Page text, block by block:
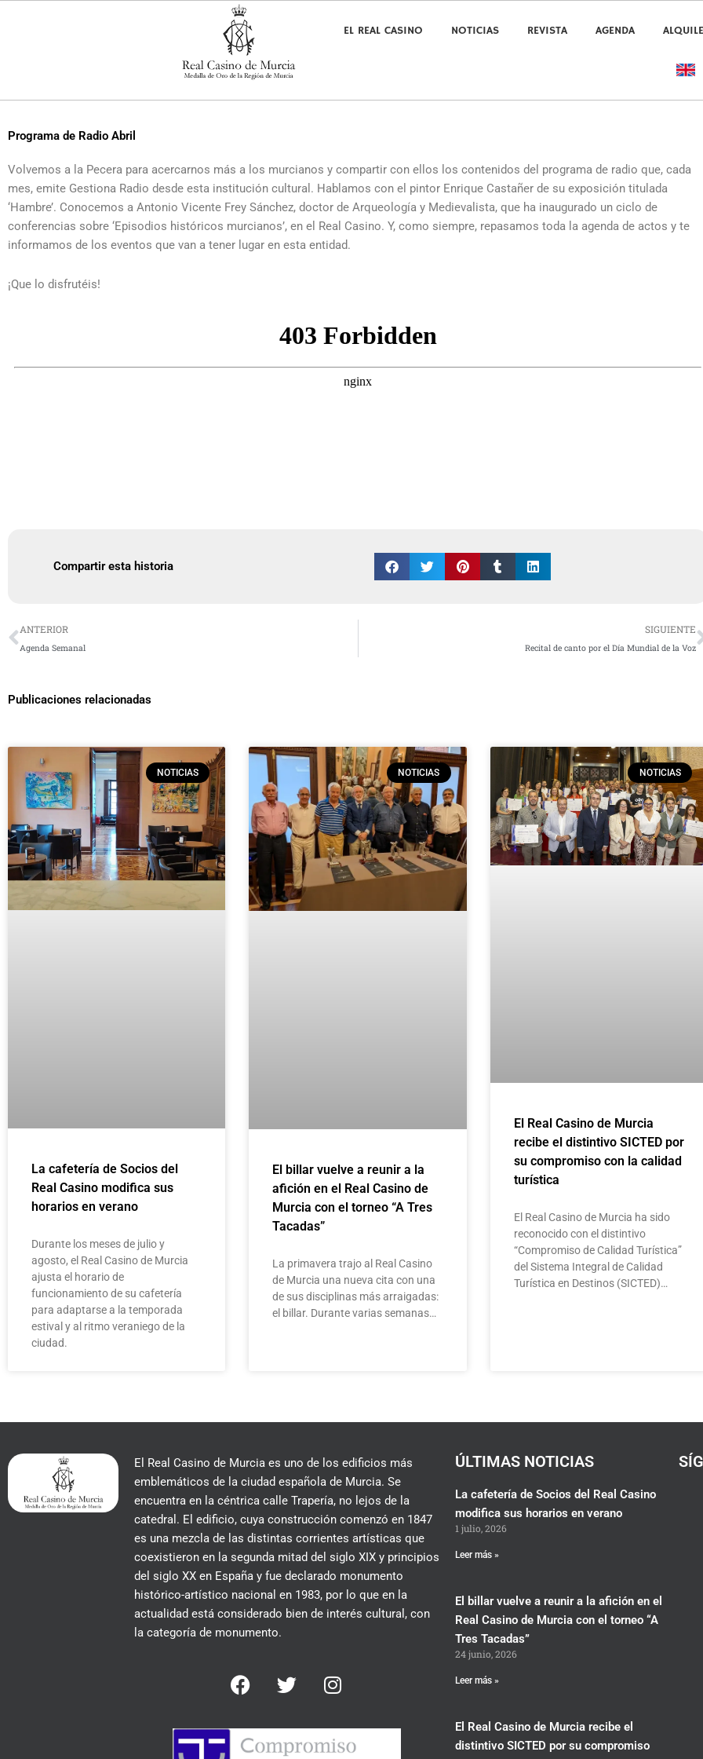
EL REAL CASINO NOTICIAS REVISTA AGENDA
Programa de Radio Abril
Volvemos a la Pecera para acercarnos más a los murcianos y compartir con ellos los contenidos del programa de radio que, cada
mes, emite Gestiona Radio desde esta institución cultural. Hablamos con el pintor Enrique Castañer de su exposición titulada
‘Hambre’. Conocemos a Antonio Vicente Frey Sánchez, doctor de Arqueología y Medievalista, que ha inaugurado un ciclo de
conferencias sobre ‘Episodios históricos murcianos’, en el Real Casino. Y, como siempre, repasamos toda la agenda de actos y te
informamos de los eventos que van a tener lugar en esta entidad.
¡Que lo disfrutéis!
Compartir esta historia
Ant
ANTERIOR
Agenda Semanal
SIGUIENTE
Recital de canto por el Día Mundial de la Voz
Publicaciones relacionadas
NOTICIAS
La cafetería de Socios del
Real Casino modifica sus
horarios en verano
Durante los meses de julio y
agosto, el Real Casino de Murcia
ajusta el horario de
funcionamiento de su cafetería
para adaptarse a la temporada
estival y al ritmo veraniego de la
ciudad.
NOTICIAS
El billar vuelve a reunir a la
afición en el Real Casino de
Murcia con el torneo “A Tres
Tacadas”
La primavera trajo al Real Casino
de Murcia una nueva cita con una
de sus disciplinas más arraigadas:
el billar. Durante varias semanas…
NOTICIAS
El Real Casino de Murcia
recibe el distintivo SICTED por
su compromiso con la calidad
turística
El Real Casino de Murcia ha sido
reconocido con el distintivo
“Compromiso de Calidad Turística”
del Sistema Integral de Calidad
Turística en Destinos (SICTED)…
El Real Casino de Murcia es uno de los edificios más
emblemáticos de la ciudad española de Murcia. Se
encuentra en la céntrica calle Trapería, no lejos de la
catedral. El edificio, cuya construcción comenzó en 1847
es una mezcla de las distintas corrientes artísticas que
coexistieron en la segunda mitad del siglo XIX y principios
del siglo XX en España y fue declarado monumento
histórico-artístico nacional en 1983, por lo que en la
actualidad está considerado bien de interés cultural, con
la categoría de monumento.
F
a
e
b
T
w
t
t
I
n
t
a
ÚLTIMAS NOTICIAS
La cafetería de Socios del Real Casino
modifica sus horarios en verano
1 julio, 2026
Leer más »
El billar vuelve a reunir a la afición en el
Real Casino de Murcia con el torneo “A
Tres Tacadas”
24 junio, 2026
Leer más »
El Real Casino de Murcia recibe el
distintivo SICTED por su compromiso